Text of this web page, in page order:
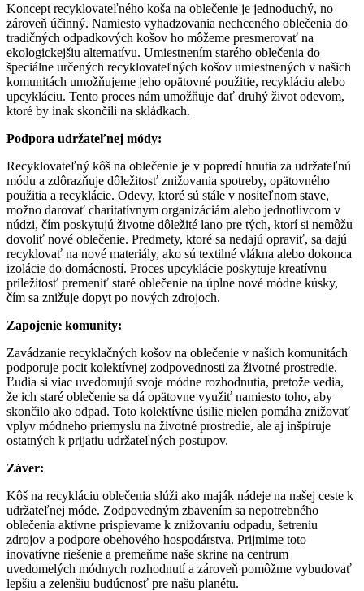
Koncept recyklovateľného koša na oblečenie je jednoduchý, no
zároveň účinný. Namiesto vyhadzovania nechceného oblečenia do
tradičných odpadkových košov ho môžeme presmerovať na
ekologickejšiu alternatívu. Umiestnením starého oblečenia do
špeciálne určených recyklovateľných košov umiestnených v našich
komunitách umožňujeme jeho opätovné použitie, recykláciu alebo
upcykláciu. Tento proces nám umožňuje dať druhý život odevom,
ktoré by inak skončili na skládkach.
Podpora udržateľnej módy:
Recyklovateľný kôš na oblečenie je v popredí hnutia za udržateľnú
módu a zdôrazňuje dôležitosť znižovania spotreby, opätovného
použitia a recyklácie. Odevy, ktoré sú stále v nositeľnom stave,
možno darovať charitatívnym organizáciám alebo jednotlivcom v
núdzi, čím poskytujú životne dôležité lano pre tých, ktorí si nemôžu
dovoliť nové oblečenie. Predmety, ktoré sa nedajú opraviť, sa dajú
recyklovať na nové materiály, ako sú textilné vlákna alebo dokonca
izolácie do domácností. Proces upcyklácie poskytuje kreatívnu
príležitosť premeniť staré oblečenie na úplne nové módne kúsky,
čím sa znižuje dopyt po nových zdrojoch.
Zapojenie komunity:
Zavádzanie recyklačných košov na oblečenie v našich komunitách
podporuje pocit kolektívnej zodpovednosti za životné prostredie.
Ľudia si viac uvedomujú svoje módne rozhodnutia, pretože vedia,
že ich staré oblečenie sa dá opätovne využiť namiesto toho, aby
skončilo ako odpad. Toto kolektívne úsilie nielen pomáha znižovať
vplyv módneho priemyslu na životné prostredie, ale aj inšpiruje
ostatných k prijatiu udržateľných postupov.
Záver:
Kôš na recykláciu oblečenia slúži ako maják nádeje na našej ceste k
udržateľnej móde. Zodpovedným zbavením sa nepotrebného
oblečenia aktívne prispievame k znižovaniu odpadu, šetreniu
zdrojov a podpore obehového hospodárstva. Prijmime toto
inovatívne riešenie a premeňme naše skrine na centrum
uvedomelých módnych rozhodnutí a zároveň pomôžme vybudovať
lepšiu a zelenšiu budúcnosť pre našu planétu.